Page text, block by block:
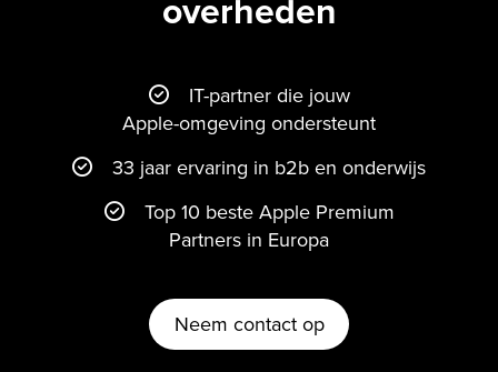
overheden
IT-partner die jouw
Apple-omgeving ondersteunt
33 jaar ervaring in b2b en onderwijs
Top 10 beste Apple Premium
Partners in Europa
Neem contact op